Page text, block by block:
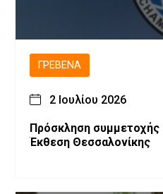
ΓΡΕΒΕΝΆ
2 Ιουλίου 2026
Πρόσκληση συμμετοχής
Έκθεση Θεσσαλονίκης